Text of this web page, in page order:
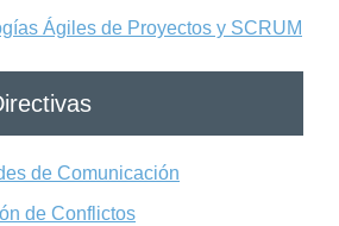
Ágiles de Proyectos y SCRUM
de Comunicación
de Conflictos